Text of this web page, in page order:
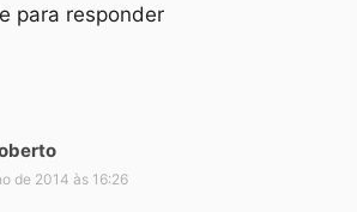
para responder
i
de 2014 às 16:26